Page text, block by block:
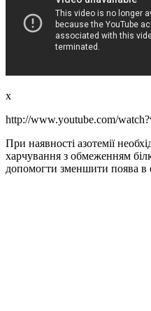
x
http://www.youtube.com/
При наявності азотемії
харчування з обмеженням
допомогти зменшити поява в